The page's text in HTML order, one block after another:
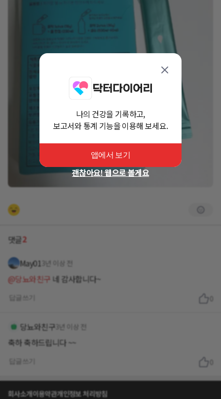
댓글2
May01 3년 이상 전
@당뇨와친구 네 감사합니다~
당뇨와친구 3년 이상 전
축하 축하드립니다 ~~
회사소개이용약관개인정보 처리방침
나의 건강을 기록하고,
보고서와 통계 기능을 이용해 보세요.
앱에서 보기
괜찮아요! 웹으로 볼게요